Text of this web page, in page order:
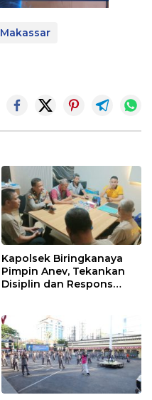
Makassar
Kapolsek Biringkanaya
Pimpin Anev, Tekankan
Disiplin dan Respons